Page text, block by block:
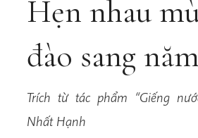
Hẹn nhau
đào sang năm
Trích từ tác phẩm “Giếng
Nhất Hạnh